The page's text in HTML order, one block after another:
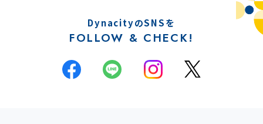
DynacityのSNSを
FOLLOW & CHECK!